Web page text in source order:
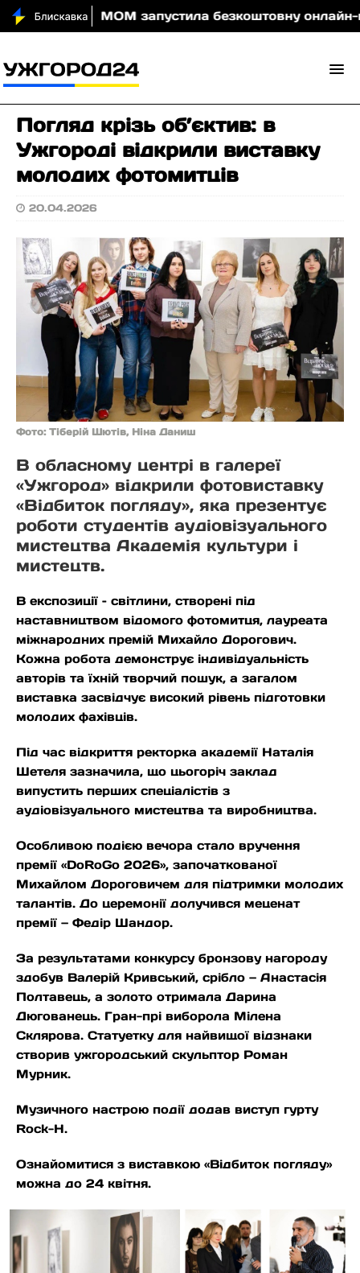
МОМ запустила безкоштовну онлайн-гру, яка
Погляд крізь об’єктив: в
Ужгороді відкрили виставку
молодих фотомитців
20.04.2026
Фото: Тіберій Шютів, Ніна Даниш
В обласному центрі в галереї
«Ужгород» відкрили фотовиставку
«Відбиток погляду», яка презентує
роботи студентів аудіовізуального
мистецтва Академія культури і
мистецтв.
В експозиції – світлини, створені під
наставництвом відомого фотомитця, лауреата
міжнародних премій Михайло Дорогович.
Кожна робота демонструє індивідуальність
авторів та їхній творчий пошук, а загалом
виставка засвідчує високий рівень підготовки
молодих фахівців.
Під час відкриття ректорка академії Наталія
Шетеля зазначила, що цьогоріч заклад
випустить перших спеціалістів з
аудіовізуального мистецтва та виробництва.
Особливою подією вечора стало вручення
премії «DoRoGo 2026», започаткованої
Михайлом Дороговичем для підтримки молодих
талантів. До церемонії долучився меценат
премії — Федір Шандор.
За результатами конкурсу бронзову нагороду
здобув Валерій Кривський, срібло — Анастасія
Полтавець, а золото отримала Дарина
Дюгованець. Гран-прі виборола Мілена
Склярова. Статуетку для найвищої відзнаки
створив ужгородський скульптор Роман
Мурник.
Музичного настрою події додав виступ гурту
Rock-H.
Ознайомитися з виставкою «Відбиток погляду»
можна до 24 квітня.